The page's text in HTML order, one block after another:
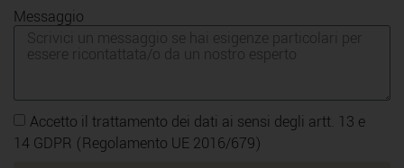
Messaggio
Accetto il trattamento dei dati ai sensi degli artt. 13 e
14 GDPR (Regolamento UE 2016/679)